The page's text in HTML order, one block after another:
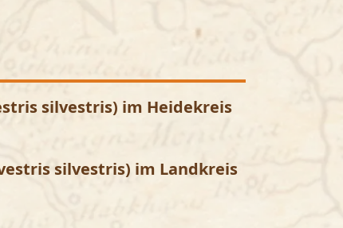
silvestris) im Heidekreis
silvestris) im Landkreis